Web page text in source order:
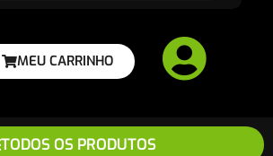
MEU CARRINHO
TODOS OS PRODUTOS